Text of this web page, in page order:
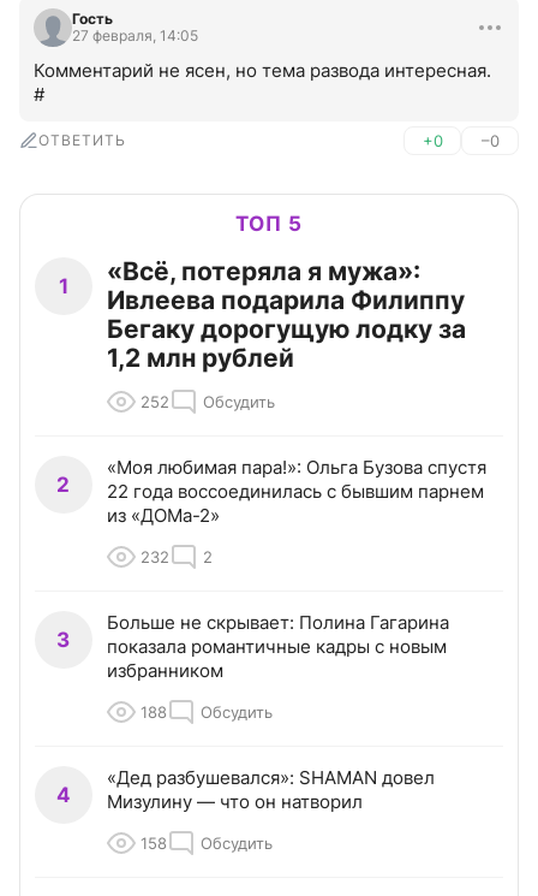
Гость
27 февраля, 14:05
Комментарий не ясен, но тема развода интересная.
#
ОТВЕТИТЬ +0 –0
ТОП 5
1
«Всё, потеряла я мужа»:
Ивлеева подарила Филиппу
Бегаку дорогущую лодку за
1,2 млн рублей
252 Обсудить
2
«Моя любимая пара!»: Ольга Бузова спустя
22 года воссоединилась с бывшим парнем
из «ДОМа-2»
232 2
3
Больше не скрывает: Полина Гагарина
показала романтичные кадры с новым
избранником
188 Обсудить
4
«Дед разбушевался»: SHAMAN довел
Мизулину — что он натворил
158 Обсудить